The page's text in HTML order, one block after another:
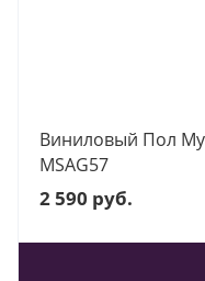
Виниловый Пол My
MSAG57
2 590 руб.